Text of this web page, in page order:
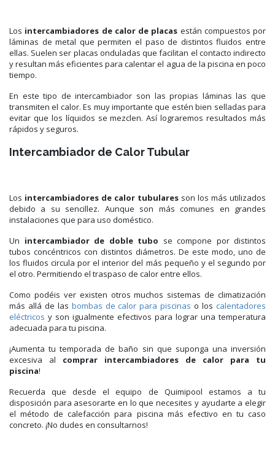
Los intercambiadores de calor de placas están compuestos por
láminas de metal que permiten el paso de distintos fluidos entre
ellas. Suelen ser placas onduladas que facilitan el contacto indirecto
y resultan más eficientes para calentar el agua de la piscina en poco
tiempo.
En este tipo de intercambiador son las propias láminas las que
transmiten el calor. Es muy importante que estén bien selladas para
evitar que los líquidos se mezclen. Así lograremos resultados más
rápidos y seguros.
Intercambiador de Calor Tubular
Los intercambiadores de calor tubulares son los más utilizados
debido a su sencillez. Aunque son más comunes en grandes
instalaciones que para uso doméstico.
Un intercambiador de doble tubo se compone por distintos
tubos concéntricos con distintos diámetros. De este modo, uno de
los fluidos circula por el interior del más pequeño y el segundo por
el otro. Permitiendo el traspaso de calor entre ellos.
Como podéis ver existen otros muchos sistemas de climatización
más allá de las bombas de calor para piscinas o loscalentadores
eléctricos y son igualmente efectivos para lograr una temperatura
adecuada para tu piscina.
¡Aumenta tu temporada de baño sin que suponga una inversión
excesiva al comprar intercambiadores de calor para tu
piscina!
Recuerda que desde el equipo de Quimipool estamos a tu
disposición para asesorarte en lo que necesites y ayudarte a elegir
el método de calefacción para piscina más efectivo en tu caso
concreto. ¡No dudes en consultarnos!